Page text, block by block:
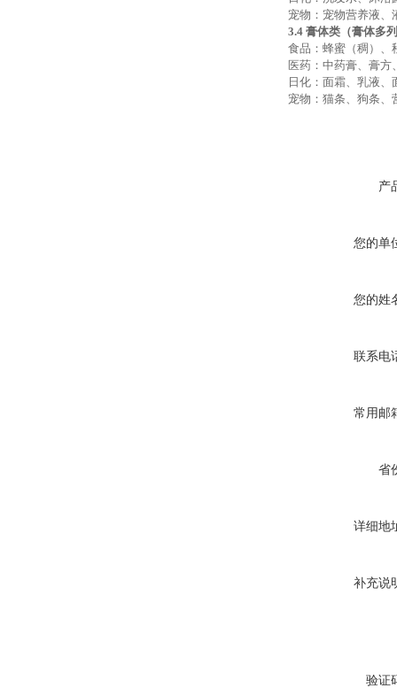
宠物：宠物营养液、
3.4 膏体类（膏体多
食品：蜂蜜（稠）、
医药：中药膏、膏
日化：面霜、乳液
宠物：猫条、狗条、
产
您的单
您的姓
联系电
常用邮
省
详细地
补充说
验证